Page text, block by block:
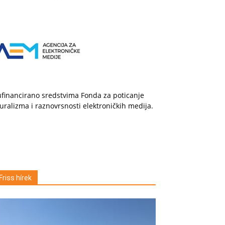
sredstvima Fonda za poticanje
i raznovrsnosti elektroničkih medija.
Friss hírek